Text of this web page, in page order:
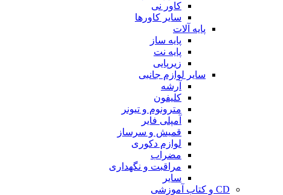
کاور نی
سایر کاورها
پایه آلات
پایه ساز
پایه نت
زیرپایی
سایر لوازم جانبی
آرشه
کلیفون
مترونوم و تیونر
آمپلی فایر
قمیش و سرساز
لوازم دکوری
مضراب
مراقبت و نگهداری
سایر
CD و کتاب آموزشی